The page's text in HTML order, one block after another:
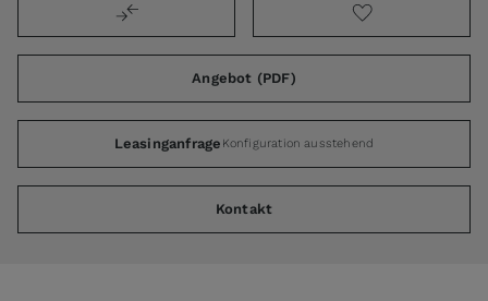
Angebot (PDF)
Leasinganfrage Konfiguration ausstehend
Kontakt